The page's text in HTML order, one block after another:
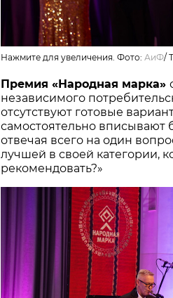
Нажмите для увеличения. Фото: АиФ/
Премия «Народная марка»
независимого
отсутствуют готовые
самостоятельно вписывают
отвечая всего на один
лучшей в своей категории,
рекомендовать?»